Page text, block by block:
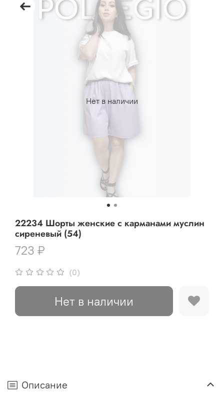
Нет в наличии
(0)
22234 Шорты женские с карманами муслин
сиреневый (54)
723 ₽
Нет в наличии
Описание